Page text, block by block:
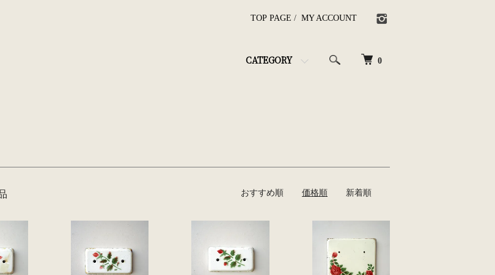
0
CATEGORY
TOP PAGE / MY ACCOUNT
おすすめ順 価格順 新着順